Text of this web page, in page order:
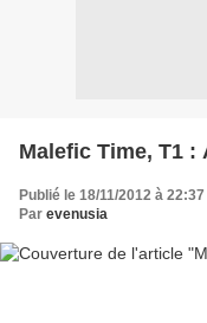
Malefic Time, T1
Publié le 18/11/2012 à 22:37
Par evenusia